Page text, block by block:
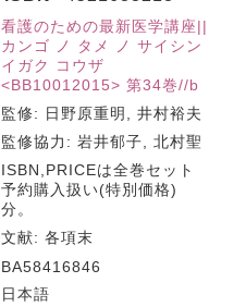
看護のための最新医学講座||
カンゴ ノ タメ ノ サイシン
イガク コウザ
<BB10012015> 第34巻//b
監修: 日野原重明, 井村裕夫
監修協力: 岩井郁子, 北村聖
ISBN,PRICEは全巻セット
予約購入扱い(特別価格)
分。
文献: 各項末
BA58416846
日本語